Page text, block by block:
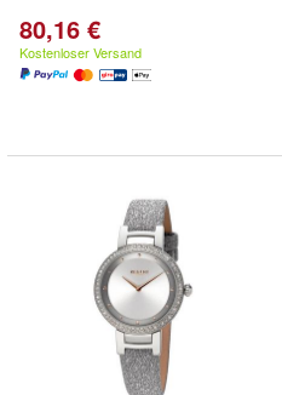
80,16 €
Kostenloser Versand